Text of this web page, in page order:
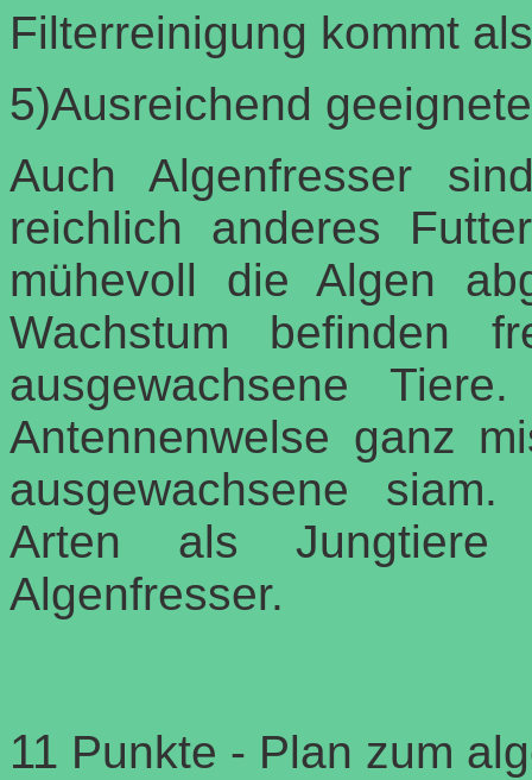
Filterreinigung kommt
5)Ausreichend
Auch Algenfresser
reichlich anderes
mühevoll die Algen
Wachstum befinden
ausgewachsene
Antennenwelse ganz
ausgewachsene
Arten als Jungtiere
Algenfresser.
11 Punkte - Plan zum